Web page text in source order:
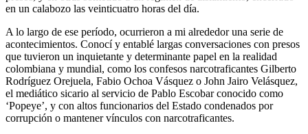
en un calabozo las veinticuatro horas del día.
A lo largo de ese período, ocurrieron a mi alrededor una serie de
acontecimientos. Conocí y entablé largas conversaciones con presos
que tuvieron un inquietante y determinante papel en la realidad
colombiana y mundial, como los confesos narcotraficantes Gilberto
Rodríguez Orejuela, Fabio Ochoa Vásquez o John Jairo Velásquez,
el mediático sicario al servicio de Pablo Escobar conocido como
‘Popeye’, y con altos funcionarios del Estado condenados por
corrupción o mantener vínculos con narcotraficantes.